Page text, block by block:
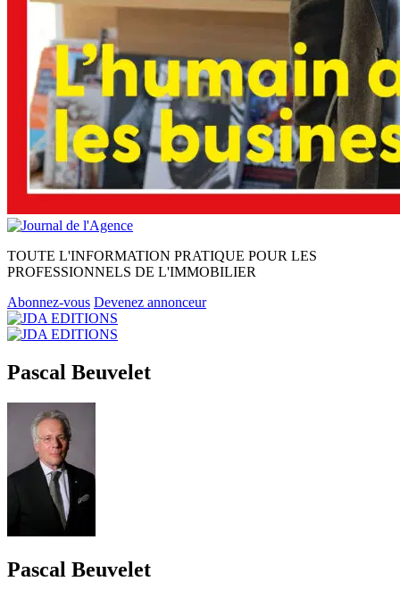
TOUTE L'INFORMATION PRATIQUE POUR LES
PROFESSIONNELS DE L'IMMOBILIER
Abonnez-vous Devenez annonceur
Pascal Beuvelet
Pascal Beuvelet